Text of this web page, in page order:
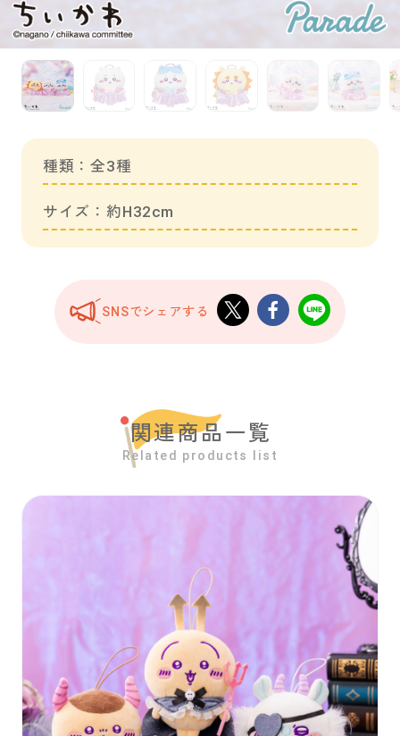
種類：全3種
サイズ：約H32cm
SNSでシェアする
関連商品一覧
Related products list